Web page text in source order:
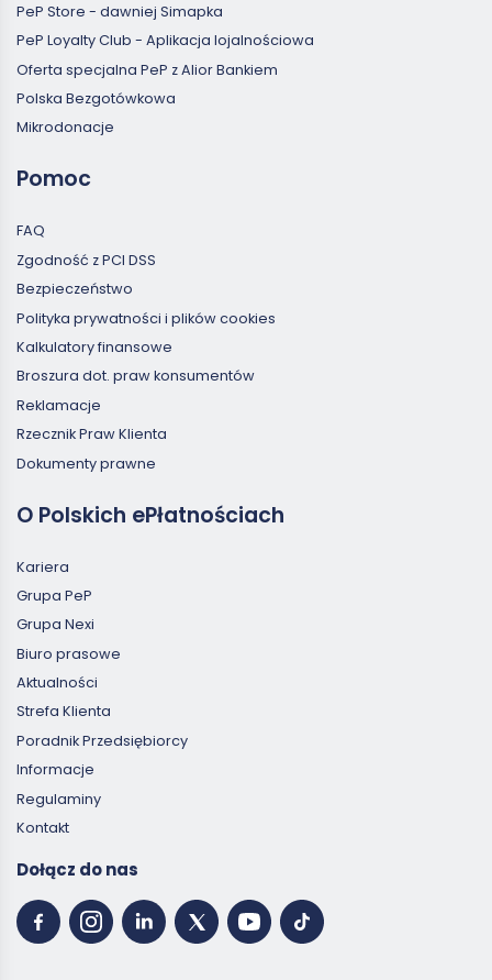
PeP Store - dawniej Simapka
PeP Loyalty Club - Aplikacja lojalnościowa
Oferta specjalna PeP z Alior Bankiem
Polska Bezgotówkowa
Mikrodonacje
Pomoc
FAQ
Zgodność z PCI DSS
Bezpieczeństwo
Polityka prywatności i plików cookies
Kalkulatory finansowe
Broszura dot. praw konsumentów
Reklamacje
Rzecznik Praw Klienta
Dokumenty prawne
O Polskich ePłatnościach
Kariera
Grupa PeP
Grupa Nexi
Biuro prasowe
Aktualności
Strefa Klienta
Poradnik Przedsiębiorcy
Informacje
Regulaminy
Kontakt
Dołącz do nas